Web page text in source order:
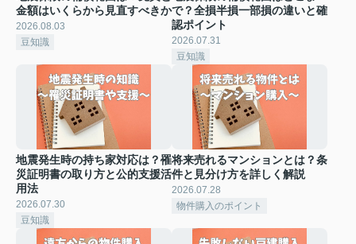
金額はいくらから見直すべきか
2026.08.03
豆知識
で？全損半損一部損の違いと確
認ポイント
2026.07.31
豆知識
地震発生時の持ち家対応は？罹
災証明書の取り方と公的支援活
用法
2026.07.30
豆知識
将来売れるマンションとは？条
件と見分け方を詳しく解説
2026.07.28
物件購入のポイント